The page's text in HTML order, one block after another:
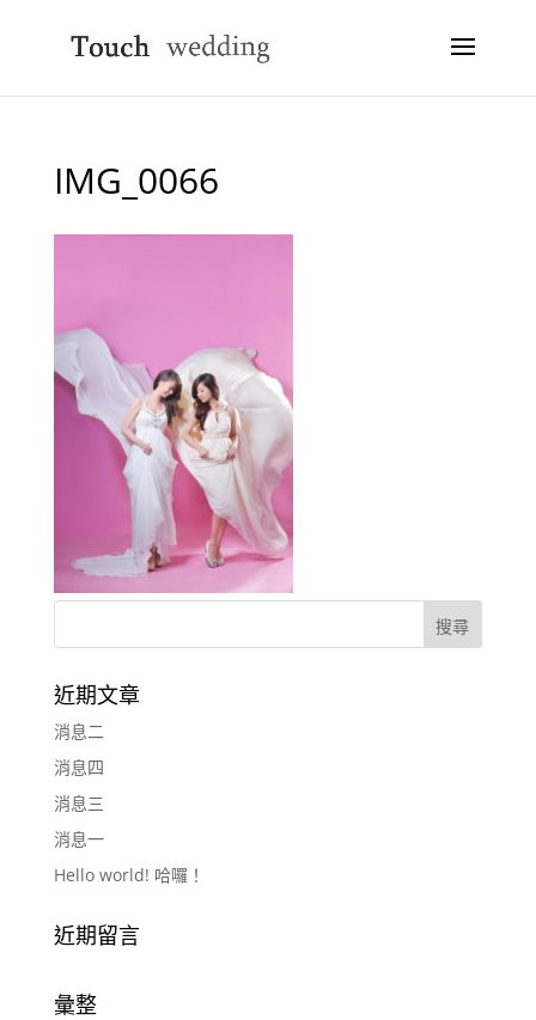
IMG_0066
近期文章
消息二
消息四
消息三
消息一
Hello world! 哈囉！
近期留言
彙整